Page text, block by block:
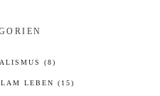
(8)
LEBEN (15)